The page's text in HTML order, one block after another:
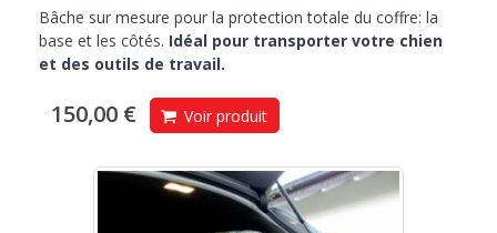
Bâche sur mesure pour la protection totale du coffre: la
base et les côtés. Idéal pour transporter votre chien
et des outils de travail.
150,00 € Voir produit